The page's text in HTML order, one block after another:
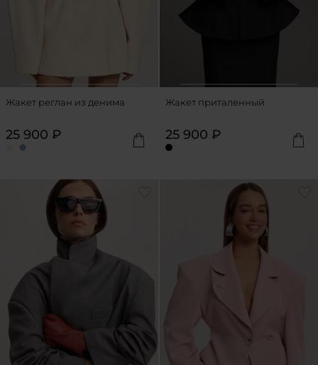
Жакет реглан из денима
25 900 ₽
Жакет приталенный
25 900 ₽